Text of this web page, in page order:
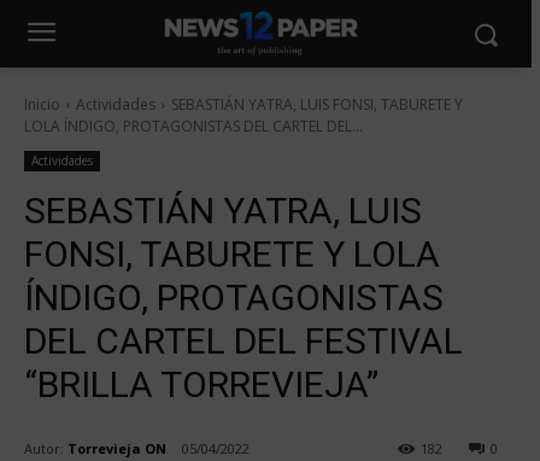
Inicio Actividades
SEBASTIÁN YATRA, LUIS FONSI, TABURETE Y
LOLA ÍNDIGO, PROTAGONISTAS DEL CARTEL DEL...
Actividades
SEBASTIÁN YATRA, LUIS
FONSI, TABURETE Y LOLA
ÍNDIGO, PROTAGONISTAS
DEL CARTEL DEL FESTIVAL
“BRILLA TORREVIEJA”
Autor: Torrevieja ON 05/04/2022 0
182